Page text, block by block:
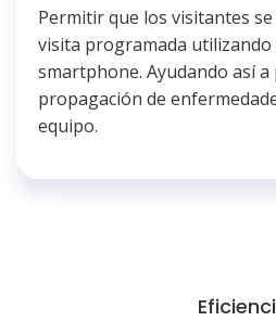
Permitir que los visitantes
visita programada
smartphone. Ayudando así
propagación de
equipo.